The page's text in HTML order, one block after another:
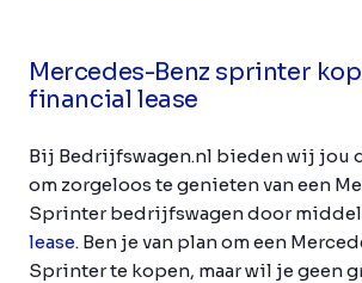
Mercedes-Benz sprinter
financial lease
Bij Bedrijfswagen.nl bieden wij jou
om zorgeloos te genieten van een
Sprinter bedrijfswagen door middel
lease. Ben je van plan om een
Sprinter te kopen, maar wil je geen